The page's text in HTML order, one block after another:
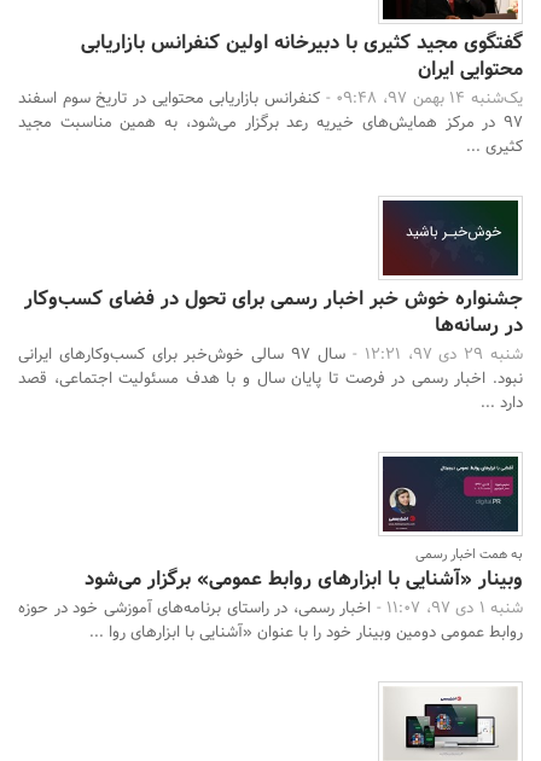
گفتگوی مجید کثیری با دبیرخانه اولین کنفرانس بازاریابی
محتوایی ایران
یک‌شنبه 14 بهمن 97، 09:48 -
کنفرانس بازاریابی محتوایی در تاریخ سوم اسفند
97 در مرکز همایش‌های خیریه رعد برگزار می‌شود، به همین مناسبت مجید
کثیری ...
جشنواره خوش خبر اخبار رسمی برای تحول در فضای کسب‌و‌کار
در رسانه‌ها
شنبه 29 دی 97، 12:21 -
سال 97 سالی خوش‌خبر برای کسب‌وکارهای ایرانی
نبود. اخبار رسمی در فرصت تا پایان سال و با هدف مسئولیت اجتماعی، قصد
دارد ...
به همت اخبار رسمی
وبینار «آشنایی با ابزارهای روابط عمومی» برگزار می‌شود
شنبه 1 دی 97، 11:07 -
اخبار رسمی، در راستای برنامه‌های آموزشی خود در حوزه
روابط عمومی دومین وبینار خود را با عنوان «آشنایی با ابزارهای روا ...